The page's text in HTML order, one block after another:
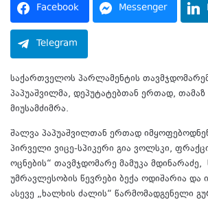
Facebook Messenger
Telegram
საქართველოს პარლამენტის
პაპუაშვილმა, დეპუტატებთან ერთად,
მიუსამძიმრა.
შალვა პაპუაშვილთან ერთად
პირველი ვიცე-სპიკერი გია ვოლსკი,
ოცნების“ თავმჯდომარე მამუკა
უმრავლესობის წევრები ბექა ოდიშარია და
ასევე „ხალხის ძალის“ წარმომადგენელი